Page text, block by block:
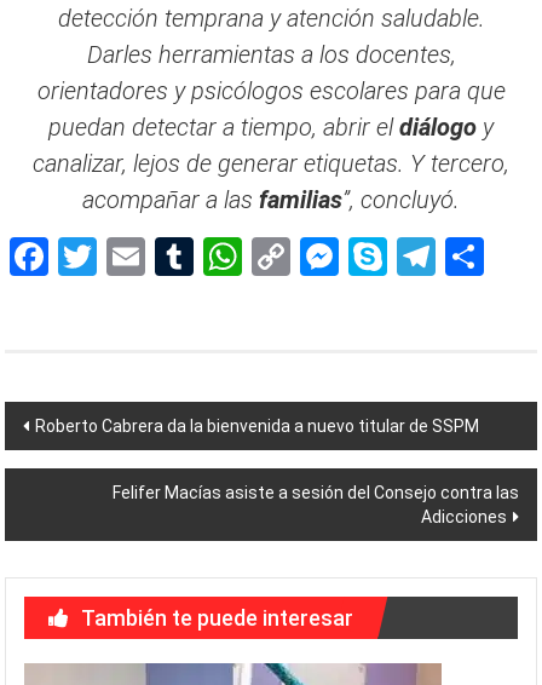
detección temprana y atención saludable.
Darles herramientas a los docentes,
orientadores y psicólogos escolares para que
puedan detectar a tiempo, abrir eldiálogo y
canalizar, lejos de generar etiquetas. Y tercero,
acompañar a las familias”, concluyó.
Facebook
Twitter
EmailTumblr
WhatsApp
CopyMessenger
Skype
Navegación
de
entradas
Roberto Cabrera da la bienvenida a nuevo titular de SSPM
Felifer Macías asiste a sesión del Consejo contra las
Adicciones
También te puede interesar